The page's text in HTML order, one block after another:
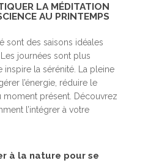
LA MÉDITATION
AU PRINTEMPS
sont des saisons idéales
journées sont plus
inspire la sérénité. La pleine
l’énergie, réduire le
moment présent. Découvrez
l’intégrer à votre
à la nature pour se